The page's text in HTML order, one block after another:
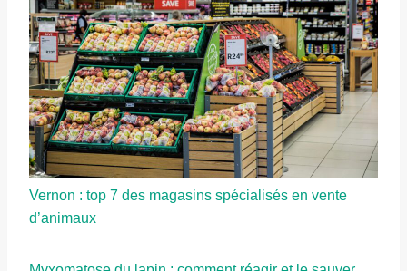
Vernon : top 7 des magasins spécialisés en vente
d’animaux